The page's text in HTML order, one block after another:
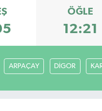
ÖĞLE
12:21
ARPAÇAY DİGOR